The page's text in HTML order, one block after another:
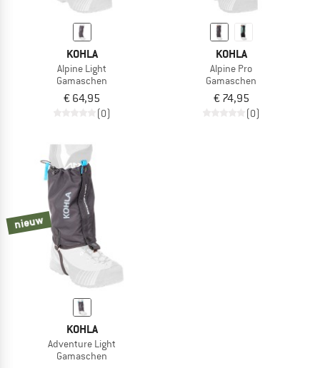
KOHLA
Alpine Light
Gamaschen
€ 64,95
(0)
KOHLA
Alpine Pro
Gamaschen
€ 74,95
(0)
nieuw
KOHLA
Adventure Light
Gamaschen